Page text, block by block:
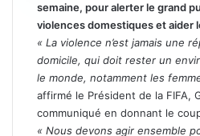
semaine, pour alerter le grand
violences domestiques et aider
« La violence n’est jamais une
domicile, qui doit rester un
le monde, notamment les
affirmé le Président de la FIFA,
communiqué en donnant le
« Nous devons agir ensemble